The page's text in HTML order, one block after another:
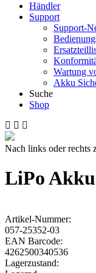
Händler
Support
Support-
Wartung
Akku
Suche
Shop
Nach links oder rechts
LiPo
Artikel-Nummer:
057-25352-03
EAN Barcode:
4262500340536
Lagerzustand: